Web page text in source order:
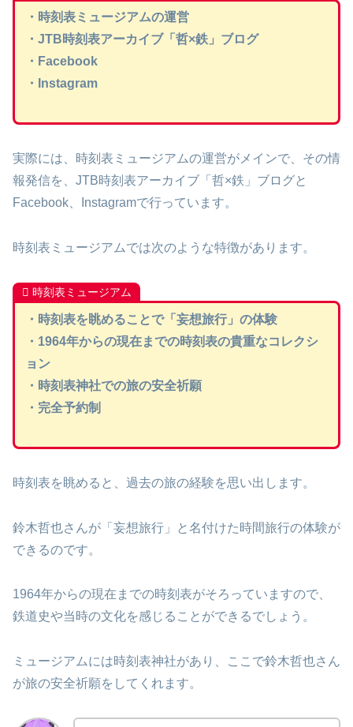
・時刻表ミュージアムの運営
・JTB時刻表アーカイブ「哲×鉄」ブログ
・Facebook
・Instagram
実際には、時刻表ミュージアムの運営がメインで、その情
報発信を、JTB時刻表アーカイブ「哲×鉄」ブログと
Facebook、Instagramで行っています。
時刻表ミュージアムでは次のような特徴があります。
時刻表ミュージアム
・時刻表を眺めることで「妄想旅行」の体験
・1964年からの現在までの時刻表の貴重なコレクシ
ョン
・時刻表神社での旅の安全祈願
・完全予約制
時刻表を眺めると、過去の旅の経験を思い出します。
鈴木哲也さんが「妄想旅行」と名付けた時間旅行の体験が
できるのです。
1964年からの現在までの時刻表がそろっていますので、
鉄道史や当時の文化を感じることができるでしょう。
ミュージアムには時刻表神社があり、ここで鈴木哲也さん
が旅の安全祈願をしてくれます。